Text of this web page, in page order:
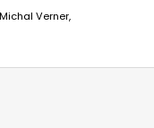
Verner,